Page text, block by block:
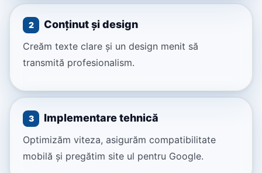
2 Conținut și design
Creăm texte clare și un design menit să
transmită profesionalism.
3 Implementare tehnică
Optimizăm viteza, asigurăm compatibilitate
mobilă și pregătim site ul pentru Google.